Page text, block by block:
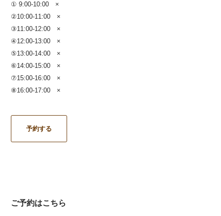
① 9:00-10:00 ×
②10:00-11:00 ×
③11:00-12:00 ×
④12:00-13:00 ×
⑤13:00-14:00 ×
⑥14:00-15:00 ×
⑦15:00-16:00 ×
⑧16:00-17:00 ×
予約する
ご予約はこちら